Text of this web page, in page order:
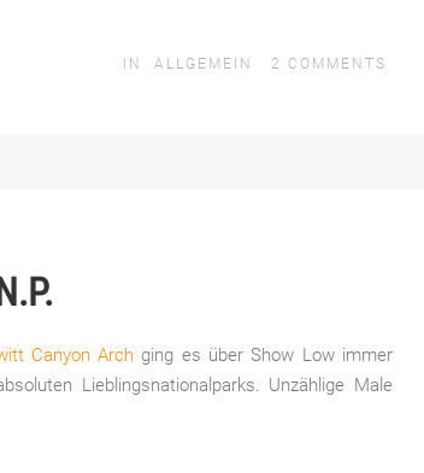
IN ALLGEMEIN 2 COMMENTS
Canyon Arch ging es über Show Low immer
Lieblingsnationalparks. Unzählige Male